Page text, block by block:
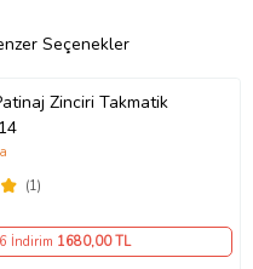
Jant Ölçülerine Uyumlu
Parça
kargoda zarar
Seçenekler
Zinciri Takmatik
(1)
İndirim 1680,00 TL